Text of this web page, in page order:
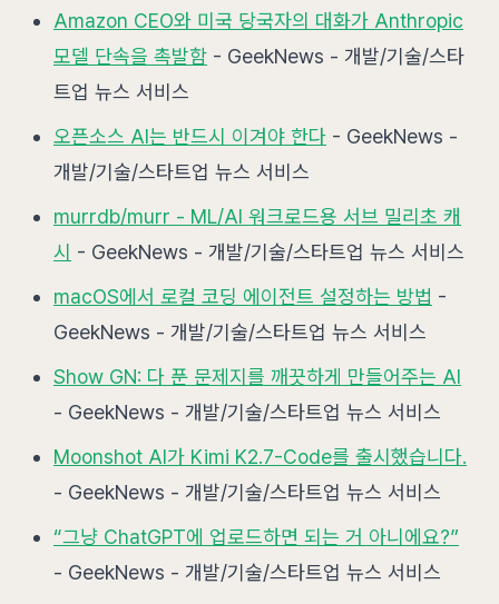
Amazon CEO와 미국 당국자의 대화가 Anthropic
모델 단속을 촉발함 - GeekNews - 개발/기술/스타
트업 뉴스 서비스
오픈소스 AI는 반드시 이겨야 한다 - GeekNews -
개발/기술/스타트업 뉴스 서비스
murrdb/murr - ML/AI 워크로드용 서브 밀리초 캐
시 - GeekNews - 개발/기술/스타트업 뉴스 서비스
macOS에서 로컬 코딩 에이전트 설정하는 방법 -
GeekNews - 개발/기술/스타트업 뉴스 서비스
Show GN: 다 푼 문제지를 깨끗하게 만들어주는 AI
- GeekNews - 개발/기술/스타트업 뉴스 서비스
Moonshot AI가 Kimi K2.7-Code를 출시했습니다.
- GeekNews - 개발/기술/스타트업 뉴스 서비스
“그냥 ChatGPT에 업로드하면 되는 거 아니에요?”
- GeekNews - 개발/기술/스타트업 뉴스 서비스